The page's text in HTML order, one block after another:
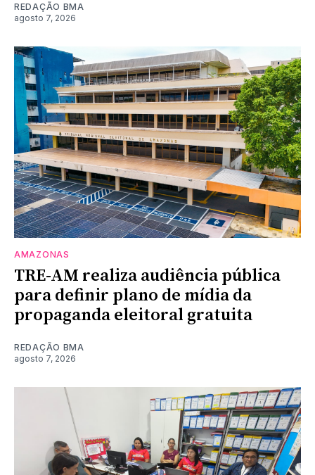
REDAÇÃO BMA
agosto 7, 2026
AMAZONAS
TRE-AM realiza audiência pública
para definir plano de mídia da
propaganda eleitoral gratuita
REDAÇÃO BMA
agosto 7, 2026